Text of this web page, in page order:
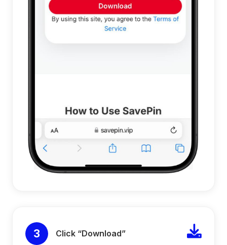
3 Click “Download”